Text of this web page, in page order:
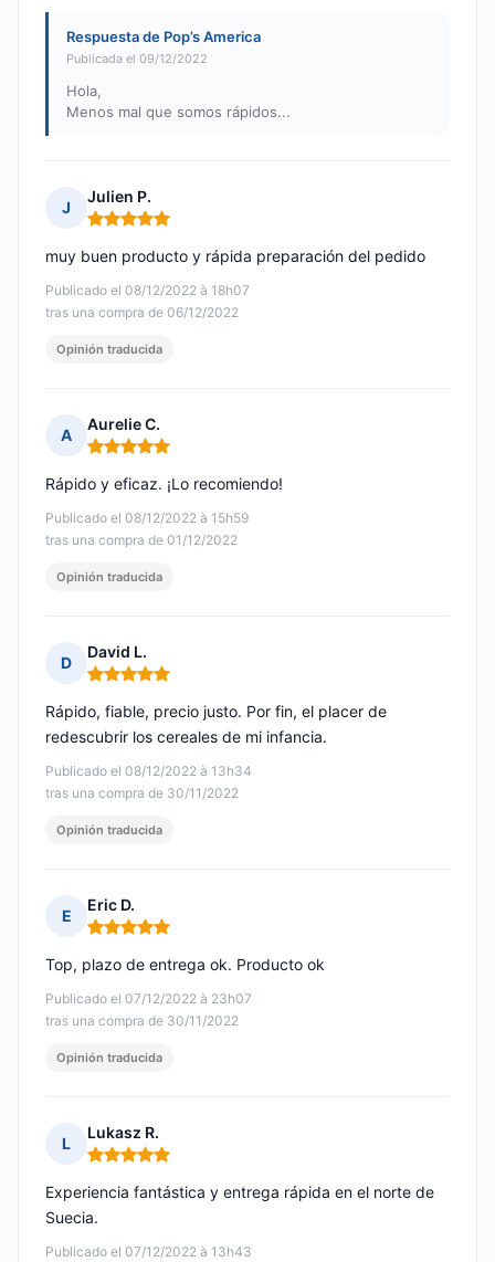
Respuesta de Pop’s America
Publicada el 09/12/2022
Hola,
Menos mal que somos rápidos...
J
Julien P.
Nota: 5 de 5
Publicado el 08/12/2022 à 18h07
tras una compra de 06/12/2022
muy buen producto y rápida preparación del pedido
Opinión traducida
A
Aurelie C.
Nota: 5 de 5
Publicado el 08/12/2022 à 15h59
tras una compra de 01/12/2022
Rápido y eficaz. ¡Lo recomiendo!
Opinión traducida
D
David L.
Nota: 5 de 5
Publicado el 08/12/2022 à 13h34
tras una compra de 30/11/2022
Rápido, fiable, precio justo. Por fin, el placer de
redescubrir los cereales de mi infancia.
Opinión traducida
E
Eric D.
Nota: 5 de 5
Publicado el 07/12/2022 à 23h07
tras una compra de 30/11/2022
Top, plazo de entrega ok. Producto ok
Opinión traducida
L
Lukasz R.
Nota: 5 de 5
Publicado el 07/12/2022 à 13h43
Experiencia fantástica y entrega rápida en el norte de
Suecia.